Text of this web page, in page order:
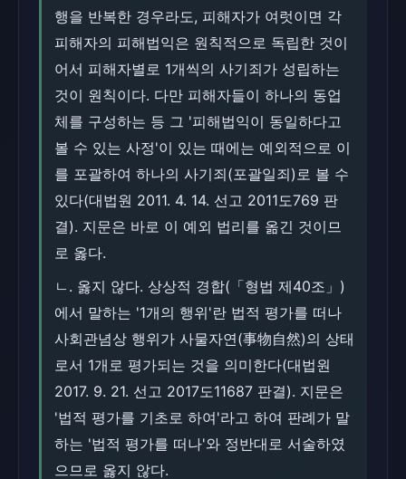
행을 반복한 경우라도, 피해자가 여럿이면 각
피해자의 피해법익은 원칙적으로 독립한 것이
어서 피해자별로 1개씩의 사기죄가 성립하는
것이 원칙이다. 다만 피해자들이 하나의 동업
체를 구성하는 등 그 '피해법익이 동일하다고
볼 수 있는 사정'이 있는 때에는 예외적으로 이
를 포괄하여 하나의 사기죄(포괄일죄)로 볼 수
있다(대법원 2011. 4. 14. 선고 2011도769 판
결). 지문은 바로 이 예외 법리를 옮긴 것이므
로 옳다.
ㄴ. 옳지 않다. 상상적 경합(「형법 제40조」)
에서 말하는 '1개의 행위'란 법적 평가를 떠나
사회관념상 행위가 사물자연(事物自然)의 상태
로서 1개로 평가되는 것을 의미한다(대법원
2017. 9. 21. 선고 2017도11687 판결). 지문은
'법적 평가를 기초로 하여'라고 하여 판례가 말
하는 '법적 평가를 떠나'와 정반대로 서술하였
으므로 옳지 않다.